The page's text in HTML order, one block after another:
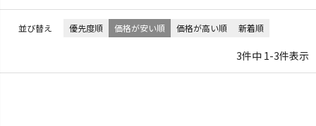
並び替え 優先度順 価格が安い順 価格が高い順 新着順
3件中 1-3件表示